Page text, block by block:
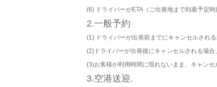
(6) ドライバーがETA（ご出発地まで到着予定
2.一般予約
(1) ドライバーが出発前までにキャンセルされ
(2)ドライバーが出発後にキャンセルされる場
(3)お客様が利用時間に現れないまま、キャン
3.空港送迎.